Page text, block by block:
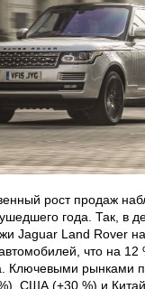
рост продаж
года. Так, в
Jaguar Land Rover
что на
Ключевыми рынками
США (+30 %) и